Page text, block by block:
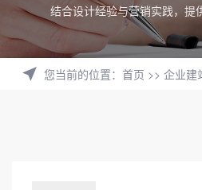
结合设计经验与营销实践，提
您当前的位置： 首页 >> 企业建